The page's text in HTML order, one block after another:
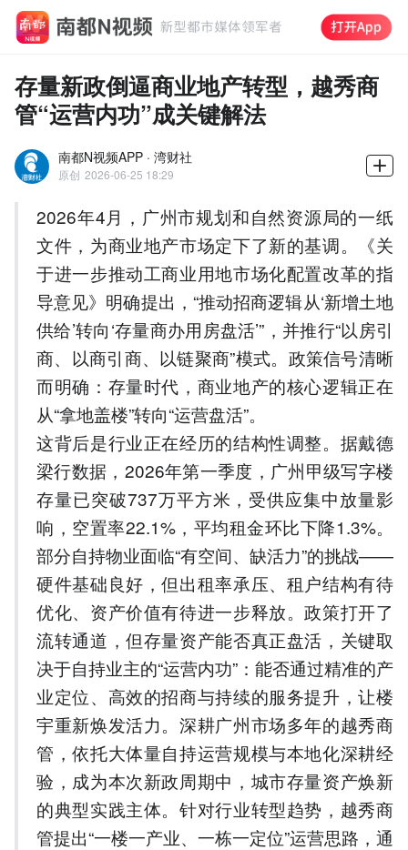
存量新政倒逼商业地产转型，越秀商
管“运营内功”成关键解法
南都N视频APP · 湾财社
原创 2026-06-25 18:29
2026年4月，广州市规划和自然资源局的一纸
文件，为商业地产市场定下了新的基调。《关
于进一步推动工商业用地市场化配置改革的指
导意见》明确提出，“推动招商逻辑从‘新增土地
供给’转向‘存量商办用房盘活’”，并推行“以房引
商、以商引商、以链聚商”模式。政策信号清晰
而明确：存量时代，商业地产的核心逻辑正在
从“拿地盖楼”转向“运营盘活”。
这背后是行业正在经历的结构性调整。据戴德
梁行数据，2026年第一季度，广州甲级写字楼
存量已突破737万平方米，受供应集中放量影
响，空置率22.1%，平均租金环比下降1.3%。
部分自持物业面临“有空间、缺活力”的挑战——
硬件基础良好，但出租率承压、租户结构有待
优化、资产价值有待进一步释放。政策打开了
流转通道，但存量资产能否真正盘活，关键取
决于自持业主的“运营内功”：能否通过精准的产
业定位、高效的招商与持续的服务提升，让楼
宇重新焕发活力。深耕广州市场多年的越秀商
管，依托大体量自持运营规模与本地化深耕经
验，成为本次新政周期中，城市存量资产焕新
的典型实践主体。针对行业转型趋势，越秀商
管提出“一楼一产业、一栋一定位”运营思路，通